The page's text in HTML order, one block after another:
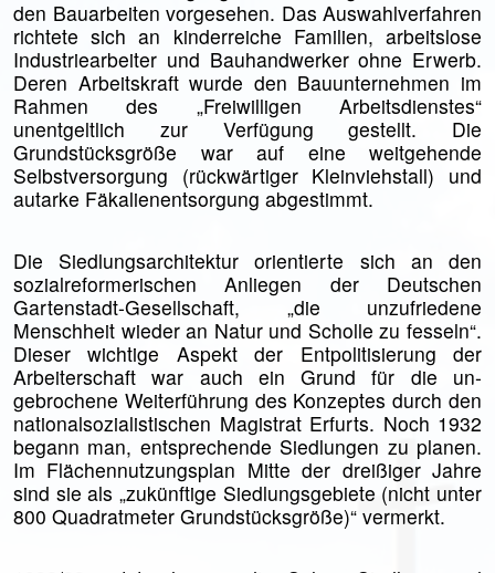
den Bau­arbeiten vorgesehen. Das Auswahlverfahren
richtete sich an kinderreiche Familien, arbeitslose
Industriearbeiter und Bauhandwerker ohne Erwerb.
Deren Arbeitskraft wurde den Bauunternehmen im
Rahmen des „Freiwilligen Arbeits­dienstes“
unentgeltlich zur Verfügung gestellt. Die
Grundstücksgröße war auf eine weitgehende
Selbstversorgung (rück­wärtiger Kleinviehstall) und
autarke Fäkalien­entsorgung abgestimmt.
Die Siedlungsarchitektur orientierte sich an den
sozialreforme­ri­schen Anliegen der Deut­schen
Gartenstadt-Gesellschaft, „die unzufriedene
Menschheit wieder an Natur und Scholle zu fesseln“.
Dieser wichtige As­pekt der Ent­politi­sierung der
Arbeiter­schaft war auch ein Grund für die un­
gebrochene Weiter­führung des Kon­zep­tes durch den
natio­nal­sozia­listi­schen Ma­­gistrat Er­furts. Noch 1932
begann man, entsprechende Sied­lun­gen zu planen.
Im Flächennutzungs­plan Mitte der drei­ßiger Jahre
sind sie als „zukünftige Sied­lungs­gebiete (nicht unter
800 Quadratmeter Grundstücksgröße)“ vermerkt.